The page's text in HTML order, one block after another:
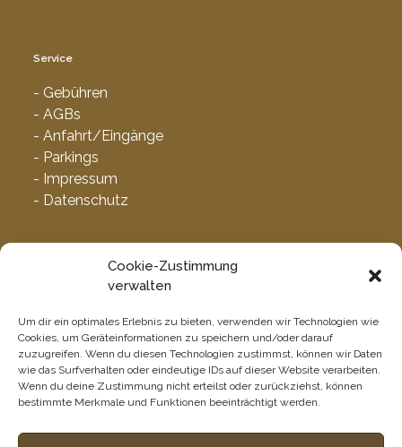
Cookie-Zustimmung
verwalten
Um dir ein optimales Erlebnis zu bieten, verwenden wir Technologien wie
Cookies, um Geräteinformationen zu speichern und/oder darauf
zuzugreifen. Wenn du diesen Technologien zustimmst, können wir Daten
wie das Surfverhalten oder eindeutige IDs auf dieser Website verarbeiten.
Wenn du deine Zustimmung nicht erteilst oder zurückziehst, können
bestimmte Merkmale und Funktionen beeinträchtigt werden.
Service
- Gebühren
- AGBs
- Anfahrt/Eingänge
- Parkings
- Impressum
- Datenschutz